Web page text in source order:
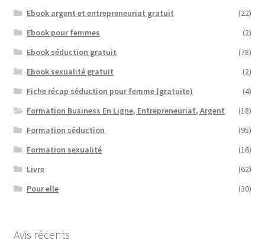
Ebook argent et entrepreneuriat gratuit
(22)
Ebook pour femmes
(2)
Ebook séduction gratuit
(78)
Ebook sexualité gratuit
(2)
Fiche récap séduction pour femme (gratuite)
(4)
Formation Business En Ligne, Entrepreneuriat, Argent
(18)
Formation séduction
(95)
Formation sexualité
(16)
Livre
(62)
Pour elle
(30)
Avis récents